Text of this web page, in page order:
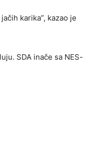
karika”, kazao je
SDA inače sa NES-